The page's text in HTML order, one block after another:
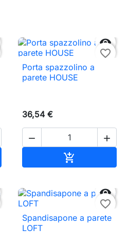

favorite_border
Porta spazzolino a
parete HOUSE
36,54 €
 


favorite_border
Spandisapone a parete
LOFT